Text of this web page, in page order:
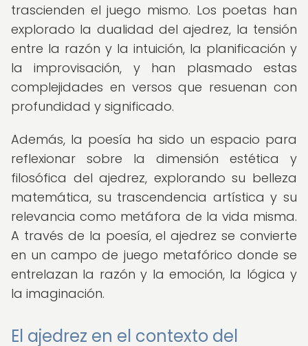
trascienden el juego mismo. Los poetas han
explorado la dualidad del ajedrez, la tensión
entre la razón y la intuición, la planificación y
la improvisación, y han plasmado estas
complejidades en versos que resuenan con
profundidad y significado.
Además, la poesía ha sido un espacio para
reflexionar sobre la dimensión estética y
filosófica del ajedrez, explorando su belleza
matemática, su trascendencia artística y su
relevancia como metáfora de la vida misma.
A través de la poesía, el ajedrez se convierte
en un campo de juego metafórico donde se
entrelazan la razón y la emoción, la lógica y
la imaginación.
El ajedrez en el contexto del